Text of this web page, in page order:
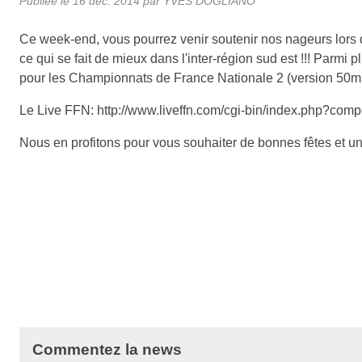
Ce week-end, vous pourrez venir soutenir nos nageurs
ce qui se fait de mieux dans l'inter-région sud est !!! Parmi
pour les Championnats de France Nationale 2 (version
Le Live FFN: http://www.liveffn.com/cgi-bin/
Nous en profitons pour vous souhaiter de bonnes fêtes et
Commentez la news